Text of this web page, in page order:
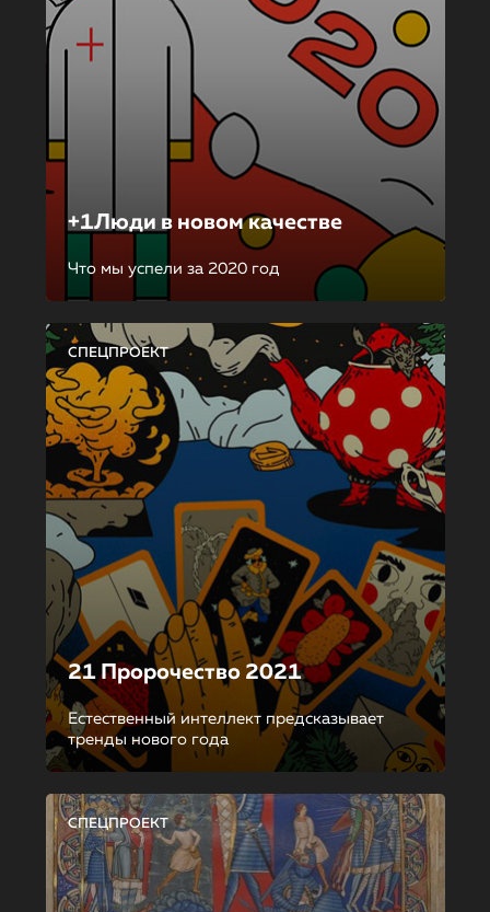
+1Люди в новом качестве
Что мы успели за 2020 год
СПЕЦПРОЕКТ
21 Пророчество 2021
Естественный интеллект предсказывает
тренды нового года
СПЕЦПРОЕКТ